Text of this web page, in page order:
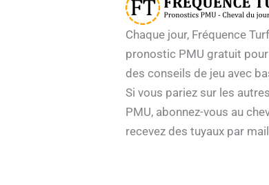
Chaque jour, Fréquence
pronostic PMU gratuit
des conseils de jeu avec
Si vous pariez sur les
PMU, abonnez-vous au
recevez des tuyaux par